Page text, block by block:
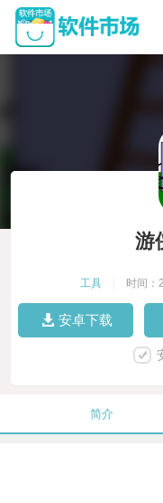
游
工具 时间：
安卓下载
简介